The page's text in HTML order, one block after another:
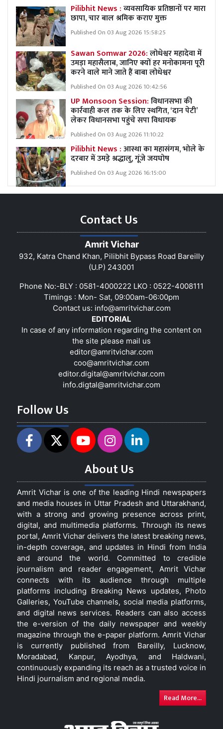
Pilibhit News :व्यवसायिक प्रतिष्ठानों पर मारा
छापा, चार बाल श्रमिक कराए मुक्त
Published On 03 Aug 2026 15:58:25
Sawan Somwar 2026:लोधेश्वर महादेवा में
उमड़ा महासैलाब, जानिए क्यों हर मनोकामना पूरी
करने वाले माने जाते हैं बाबा लोधेश्वर
Published On 03 Aug 2026 10:42:56
UP Monsoon Session:विधानसभा की
कार्रवाही कल तक के लिए स्थगित, ‘दान पेटी’
लेकर विधानसभा पहुंचे सपा विधायक
Published On 03 Aug 2026 11:10:22
Pilibhit News :आस्था का महासंगम, भोले के
दरबार में उमड़े श्रद्धालु, गूंजे जयघोष
Published On 03 Aug 2026 16:15:00
Contact Us
Amrit Vichar
932, Katra Chand Khan, Pilibhit Bypass Road Bareilly
(U.P) 243001
Phone No:-BLY : 0581-4000222 LKO : 0522-4008111
Timings : Mon- Sat, 09:00am-06:00pm
Contact us: info@amritvichar.com
EDITORIAL
In case of any information regarding the content on
the site please mail us
editor@amritvichar.com
coo@amritvichar.com
editor.digital@amritvichar.com
info.digtal@amritvichar.com
Follow Us
About Us
Amrit Vichar is one of the leading Hindi newspapers
and media houses in Uttar Pradesh and Uttarakhand,
with a strong and growing presence across print,
digital, and multimedia platforms. Through its news
portal, Amrit Vichar delivers the latest breaking news,
in-depth coverage, and updates in Hindi from India
and around the world. Committed to credible
journalism and reader engagement, Amrit Vichar
connects with its audience through multiple
platforms including Breaking News updates, Photo
Galleries, YouTube channels, social media platforms,
and digital news services. Readers can also access
the e-version of the daily newspaper and weekly
magazine through the e-paper platform. Amrit Vichar
is currently published from Bareilly, Lucknow,
Moradabad, Kanpur, Ayodhya, and Haldwani,
continuously expanding its reach as a trusted voice in
Hindi journalism and regional media.
Read More...